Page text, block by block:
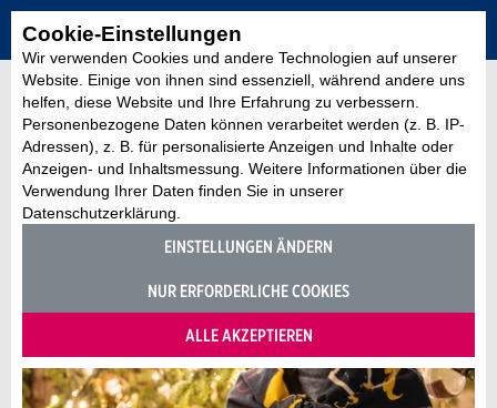
Cookie-Einstellungen
Wir verwenden Cookies und andere Technologien auf unserer
Website. Einige von ihnen sind essenziell, während andere uns
helfen, diese Website und Ihre Erfahrung zu verbessern.
Personenbezogene Daten können verarbeitet werden (z. B. IP-
Adressen), z. B. für personalisierte Anzeigen und Inhalte oder
Anzeigen- und Inhaltsmessung. Weitere Informationen über die
Verwendung Ihrer Daten finden Sie in unserer
Datenschutzerklärung.
EINSTELLUNGEN ÄNDERN
NUR ERFORDERLICHE COOKIES
ALLE AKZEPTIEREN